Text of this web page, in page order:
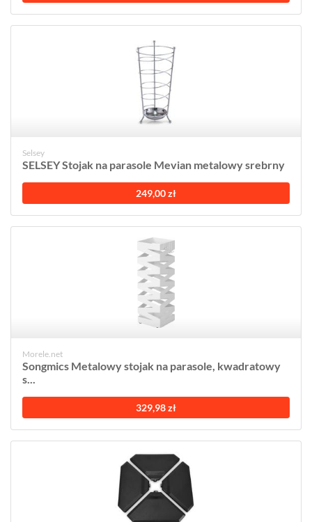
Selsey
SELSEY Stojak na parasole Mevian metalowy srebrny
249,00 zł
Morele.net
Songmics Metalowy stojak na parasole, kwadratowy
s...
329,98 zł